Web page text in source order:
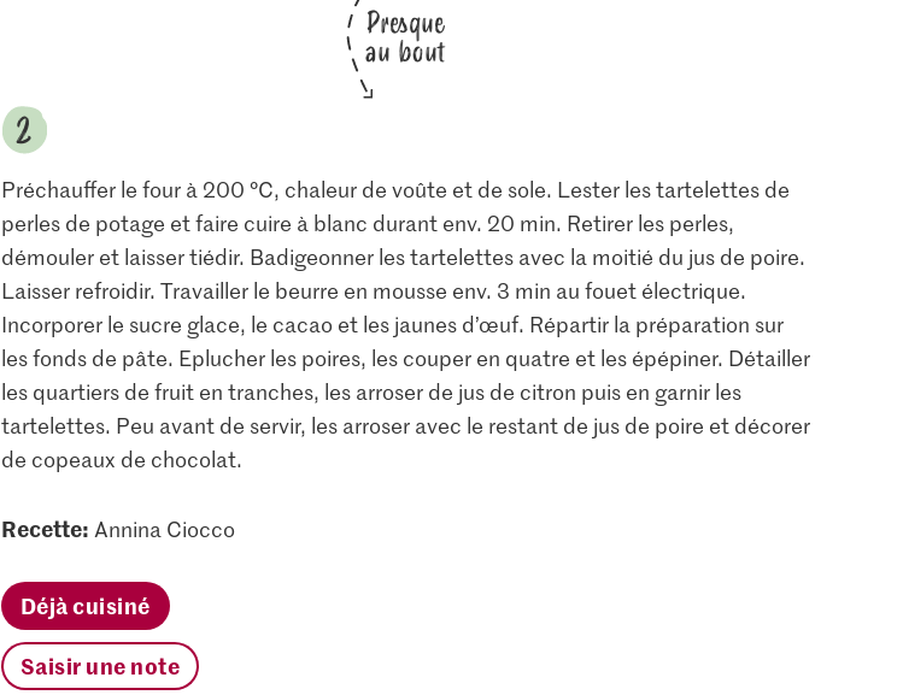
Presque
au bout
Préchauffer le four à 200 °C, chaleur de voûte et de sole. Lester les tartelettes de
perles de potage et faire cuire à blanc durant env. 20 min. Retirer les perles,
démouler et laisser tiédir. Badigeonner les tartelettes avec la moitié du jus de poire.
Laisser refroidir. Travailler le beurre en mousse env. 3 min au fouet électrique.
Incorporer le sucre glace, le cacao et les jaunes d’œuf. Répartir la préparation sur
les fonds de pâte. Eplucher les poires, les couper en quatre et les épépiner. Détailler
les quartiers de fruit en tranches, les arroser de jus de citron puis en garnir les
tartelettes. Peu avant de servir, les arroser avec le restant de jus de poire et décorer
de copeaux de chocolat.
Recette: Annina Ciocco
Déjà cuisiné
Saisir une note